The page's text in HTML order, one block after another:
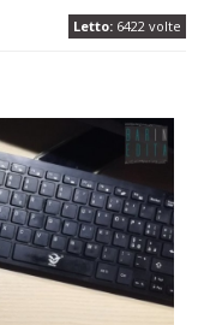
Letto: 6422 volte